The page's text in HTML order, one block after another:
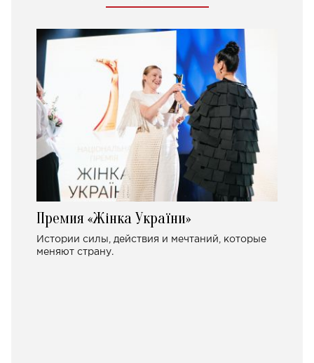
Премия «Жінка України»
Истории силы, действия и мечтаний, которые
меняют страну.